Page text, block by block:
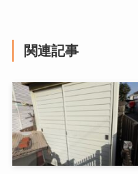
関連記事